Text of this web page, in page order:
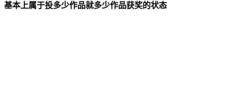
基本上属于投多少作品就多少作品获奖的状态